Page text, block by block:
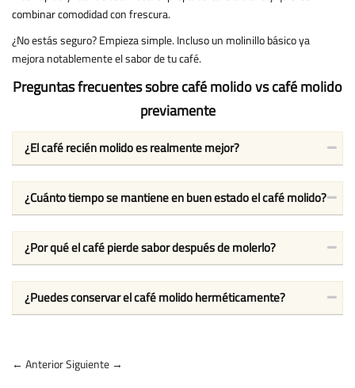
combinar comodidad con frescura.
¿No estás seguro? Empieza simple. Incluso un molinillo básico ya
mejora notablemente el sabor de tu café.
Preguntas frecuentes sobre café molido vs café molido
previamente
¿El café recién molido es realmente mejor?
¿Cuánto tiempo se mantiene en buen estado el café molido?
¿Por qué el café pierde sabor después de molerlo?
¿Puedes conservar el café molido herméticamente?
← AnteriorSiguiente →